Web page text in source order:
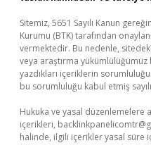
Sitemiz, 5651 Sayılı Kanun
Kurumu (BTK) tarafından
vermektedir. Bu nedenle,
veya araştırma
yazdıkları içeriklerin
bu sorumluluğu kabul etmiş
Hukuka ve yasal düzenlemelere
içerikleri,
halinde, ilgili içerikler yasal süre